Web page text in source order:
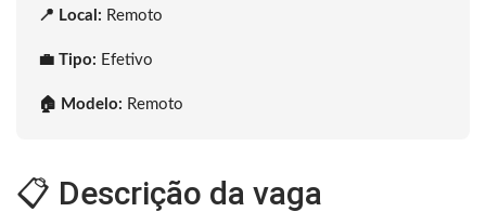
📍 Local: Remoto
💼 Tipo: Efetivo
🏠 Modelo: Remoto
📋 Descrição da vaga